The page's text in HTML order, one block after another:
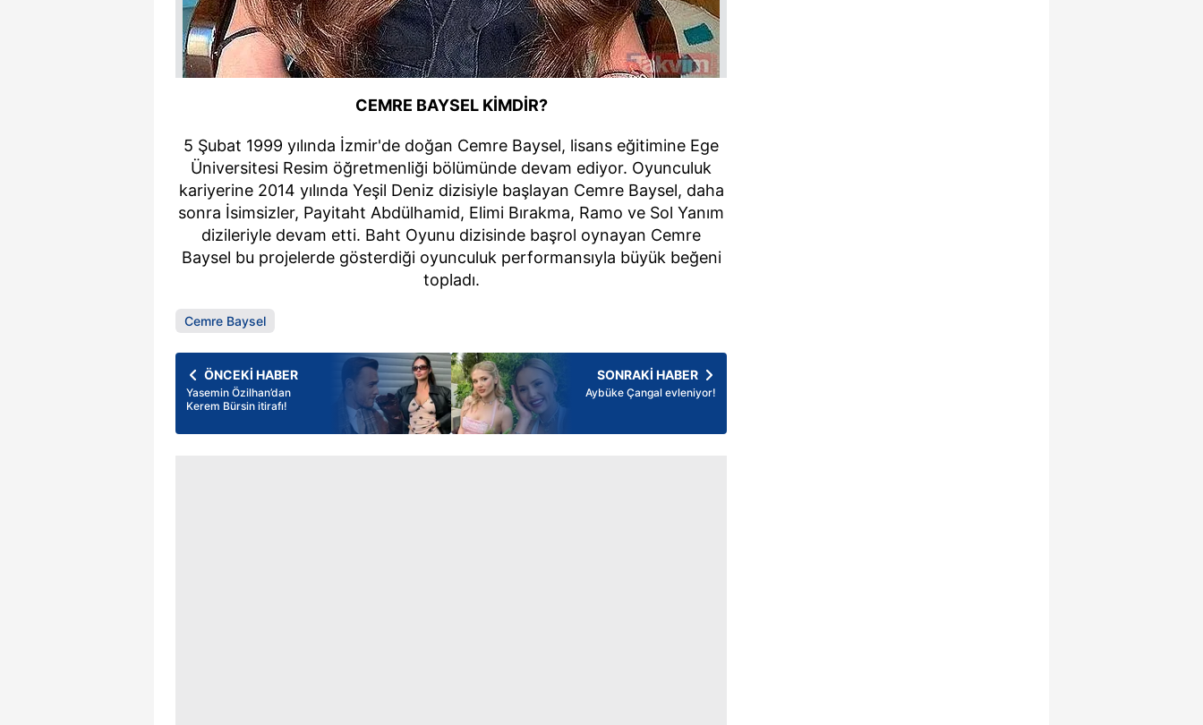
CEMRE BAYSEL KİMDİR?
5 Şubat 1999 yılında İzmir'de doğan Cemre Baysel, lisans eğitimine Ege
Üniversitesi Resim öğretmenliği bölümünde devam ediyor. Oyunculuk
kariyerine 2014 yılında Yeşil Deniz dizisiyle başlayan Cemre Baysel, daha
sonra İsimsizler, Payitaht Abdülhamid, Elimi Bırakma, Ramo ve Sol Yanım
dizileriyle devam etti. Baht Oyunu dizisinde başrol oynayan Cemre
Baysel bu projelerde gösterdiği oyunculuk performansıyla büyük beğeni
topladı.
Cemre Baysel
SONRAKİ HABER
Aybüke Çangal evleniyor!
ÖNCEKİ HABER
Yasemin Özilhan’dan
Kerem Bürsin itirafı!